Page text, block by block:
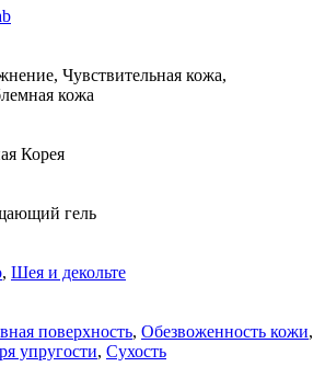
Чувствительная кожа,
кожа
Корея
гель
, Шея и декольте
поверхность, Обезвоженность кожи,
упругости, Сухость